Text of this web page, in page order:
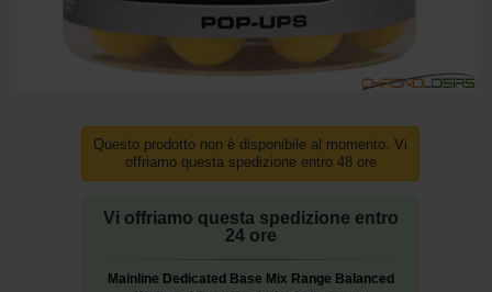
Questo prodotto non è disponibile al momento. Vi
offriamo questa spedizione entro 48 ore
Vi offriamo questa spedizione entro
24 ore
Mainline Dedicated Base Mix Range Balanced